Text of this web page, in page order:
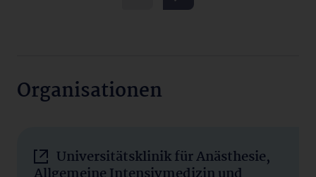
Organisationen
Universitätsklinik für Anästhesie,